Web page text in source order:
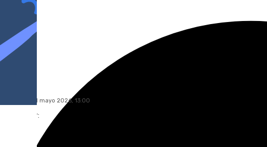
domingo, 31 mayo 2026, 13:00
Compartir: